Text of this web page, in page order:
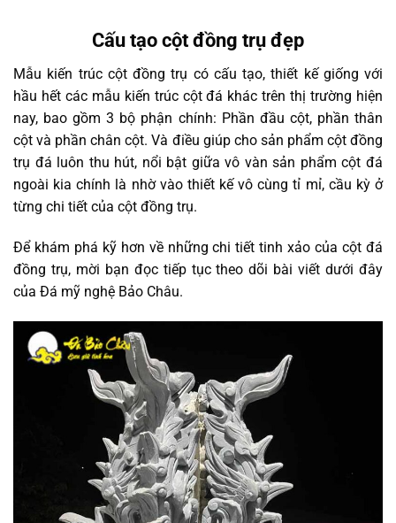
Cấu tạo cột đồng trụ đẹp
Mẫu kiến trúc cột đồng trụ có cấu tạo, thiết kế giống với
hầu hết các mẫu kiến trúc cột đá khác trên thị trường hiện
nay, bao gồm 3 bộ phận chính: Phần đầu cột, phần thân
cột và phần chân cột. Và điều giúp cho sản phẩm cột đồng
trụ đá luôn thu hút, nổi bật giữa vô vàn sản phẩm cột đá
ngoài kia chính là nhờ vào thiết kế vô cùng tỉ mỉ, cầu kỳ ở
từng chi tiết của cột đồng trụ.
Để khám phá kỹ hơn về những chi tiết tinh xảo của cột đá
đồng trụ, mời bạn đọc tiếp tục theo dõi bài viết dưới đây
của Đá mỹ nghệ Bảo Châu.